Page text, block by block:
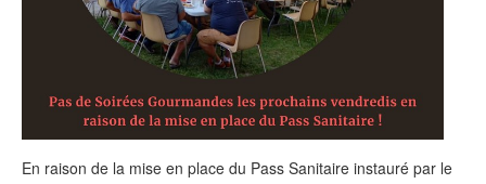
En raison de la mise en place du Pass Sanitaire instauré par le